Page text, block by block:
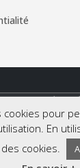
droits
cookies pour
En
cookies.